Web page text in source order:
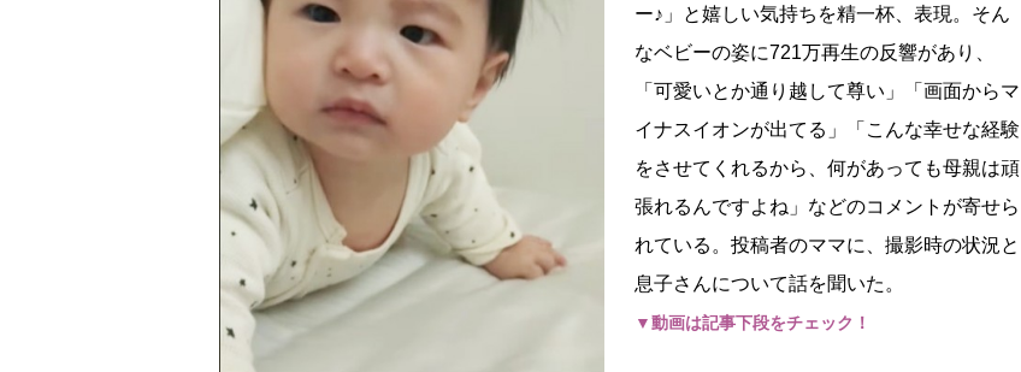
ー♪」と嬉しい気持ちを精一杯、表現。そん
なベビーの姿に721万再生の反響があり、
「可愛いとか通り越して尊い」「画面からマ
イナスイオンが出てる」「こんな幸せな経験
をさせてくれるから、何があっても母親は頑
張れるんですよね」などのコメントが寄せら
れている。投稿者のママに、撮影時の状況と
息子さんについて話を聞いた。
▼動画は記事下段をチェック！